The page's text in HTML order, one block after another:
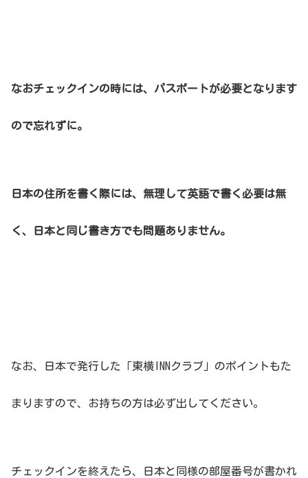
なおチェックインの時には、パスポートが必要となります
ので忘れずに。
日本の住所を書く際には、無理して英語で書く必要は無
く、日本と同じ書き方でも問題ありません。
なお、日本で発行した「東横INNクラブ」のポイントもた
まりますので、お持ちの方は必ず出してください。
チェックインを終えたら、日本と同様の部屋番号が書かれ